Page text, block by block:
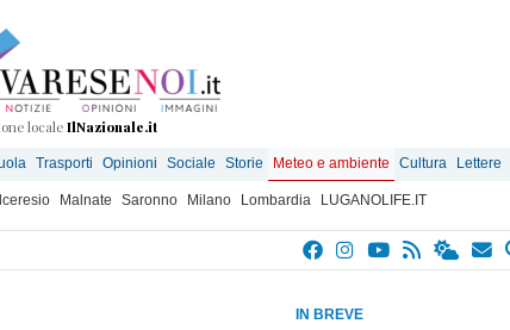
localeIlNazionale.it
Trasporti Opinioni Sociale Storie Meteo e ambiente Cultura Lettere
Malnate Saronno Milano Lombardia LUGANOLIFE.IT
IN BREVE